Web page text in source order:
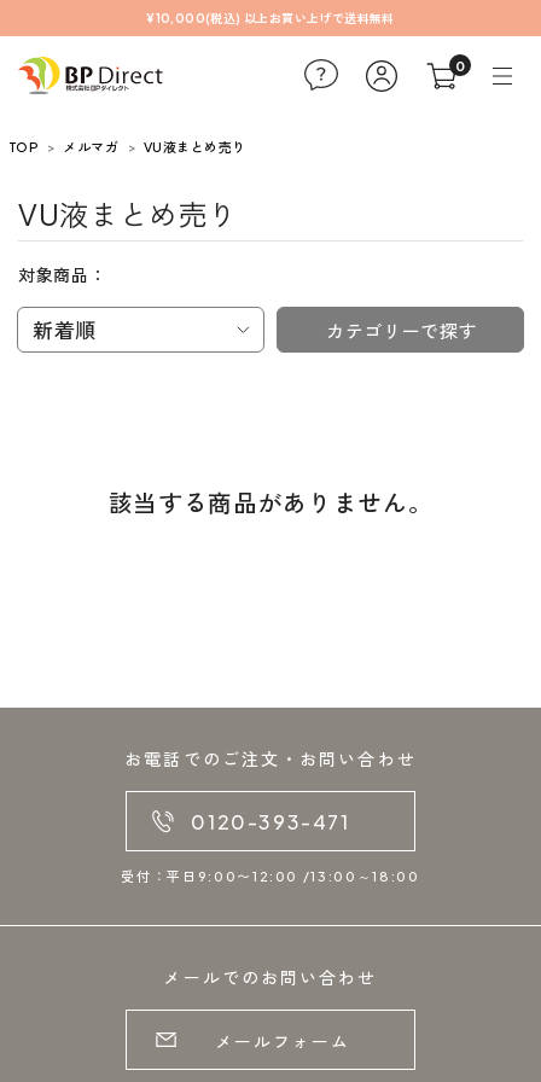
¥10,000(税込) 以上お買い上げで送料無料
0
TOP メルマガ VU液まとめ売り
VU液まとめ売り
対象商品：
新着順 カテゴリーで探す
該当する商品がありません。
お電話でのご注文・お問い合わせ
0120-393-471
受付：平日9:00〜12:00 /13:00～18:00
メールでのお問い合わせ
メールフォーム